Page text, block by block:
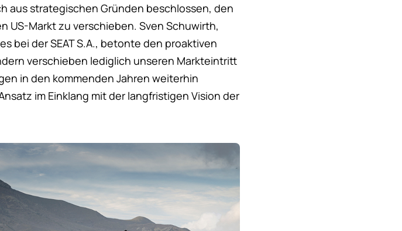
aus strategischen Gründen beschlossen, den
US-Markt zu verschieben. Sven Schuwirth,
bei der SEAT S.A., betonte den proaktiven
verschieben lediglich unseren Markteintritt
in den kommenden Jahren weiterhin
im Einklang mit der langfristigen Vision der